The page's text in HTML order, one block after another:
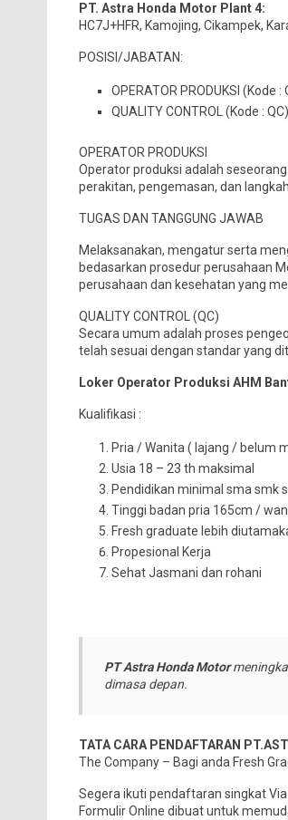
PT. Astra Honda Motor Plant 4:
HC7J+HFR, Kamojing, Cikampek,
POSISI/JABATAN:
OPERATOR PRODUKSI (Kode :
QUALITY CONTROL (Kode : QC)
OPERATOR PRODUKSI
Operator produksi adalah
perakitan, pengemasan, dan
TUGAS DAN TANGGUNG JAWAB
Melaksanakan, mengatur serta
bedasarkan prosedur perusahaan
perusahaan dan kesehatan yang
QUALITY CONTROL (QC)
Secara umum adalah proses
telah sesuai dengan standar yang
Loker Operator Produksi AHM
Kualifikasi :
Pria / Wanita ( lajang / belum
Usia 18 – 23 th maksimal
Pendidikan minimal sma smk
Tinggi badan pria 165cm /
Fresh graduate lebih
Propesional Kerja
Sehat Jasmani dan rohani
PT Astra Honda Motor
dimasa depan.
TATA CARA PENDAFTARAN
The Company – Bagi anda Fresh
Segera ikuti pendaftaran singkat Via
Formulir Online dibuat untuk